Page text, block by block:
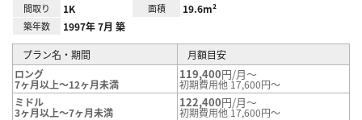
間取り 1K 面積 19.6m²
築年数 1997年 7月 築
プラン名・期間
月額目安
ロング
7ヶ月以上～12ヶ月未満
119,400円/月～
初期費用他 17,600円～
ミドル
3ヶ月以上～7ヶ月未満
122,400円/月～
初期費用他 17,600円～